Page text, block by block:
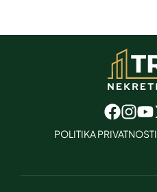
POLITIKA PRIVATNOSTI